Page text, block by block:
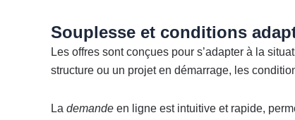
Souplesse et conditions
Les offres sont conçues pour s’adapter à la
structure ou un projet en démarrage, les
La demande en ligne est intuitive et rapide,